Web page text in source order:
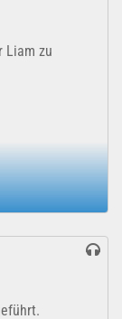
Liam zu